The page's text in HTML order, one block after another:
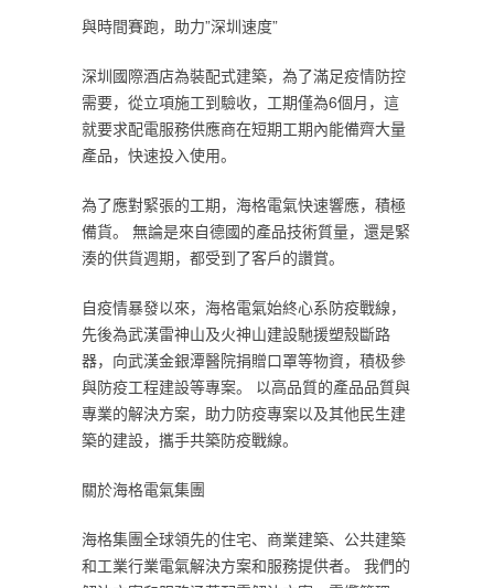
與時間賽跑，助力”深圳速度”
深圳國際酒店為裝配式建築，為了滿足疫情防控
需要，從立項施工到驗收，工期僅為6個月，這
就要求配電服務供應商在短期工期內能備齊大量
產品，快速投入使用。
為了應對緊張的工期，海格電氣快速響應，積極
備貨。 無論是來自德國的產品技術質量，還是緊
湊的供貨週期，都受到了客戶的讚賞。
自疫情暴發以來，海格電氣始終心系防疫戰線，
先後為武漢雷神山及火神山建設馳援塑殼斷路
器，向武漢金銀潭醫院捐贈口罩等物資，積极參
與防疫工程建設等專案。 以高品質的產品品質與
專業的解決方案，助力防疫專案以及其他民生建
築的建設，攜手共築防疫戰線。
關於海格電氣集團
海格集團全球領先的住宅、商業建築、公共建築
和工業行業電氣解決方案和服務提供者。 我們的